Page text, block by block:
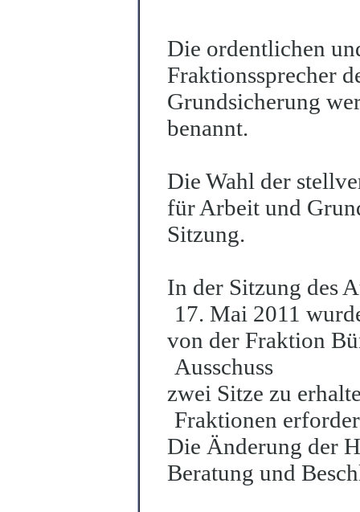
Die ordentlichen
Fraktionssprecher
Grundsicherung
benannt.
Die Wahl der
für Arbeit und
Sitzung.
In der Sitzung des
17. Mai 2011
von der Fraktion
Ausschuss
zwei Sitze zu
Fraktionen
Die Änderung der
Beratung und